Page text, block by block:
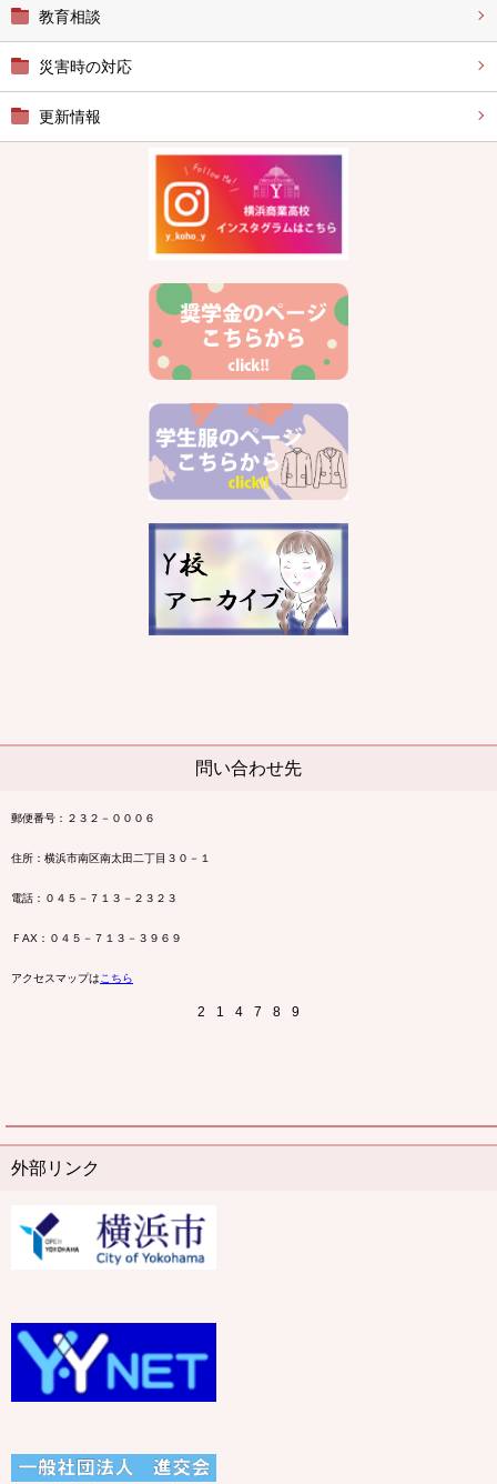
教育相談
災害時の対応
更新情報
問い合わせ先
郵便番号：２３２－０００６
住所：横浜市南区南太田二丁目３０－１
電話：０４５－７１３－２３２３
ＦAX：０４５－７１３－３９６９
アクセスマップはこちら
2 1 4 7 8 9
外部リンク